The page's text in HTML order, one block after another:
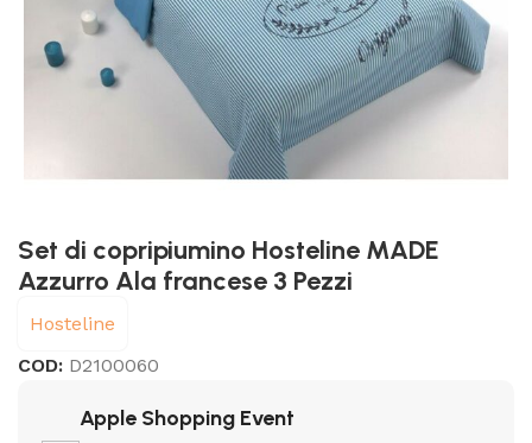
Set di copripiumino Hosteline MADE
Azzurro Ala francese 3 Pezzi
Hosteline
COD: D2100060
Apple Shopping Event